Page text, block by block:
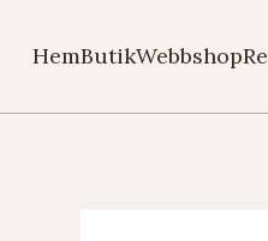
HemButikWebbshop